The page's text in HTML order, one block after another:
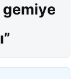
gemiye